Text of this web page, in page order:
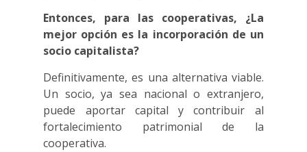
Entonces, para las cooperativas, ¿La
mejor opción es la incorporación de un
socio capitalista?
Definitivamente, es una alternativa viable.
Un socio, ya sea nacional o extranjero,
puede aportar capital y contribuir al
fortalecimiento patrimonial de la
cooperativa.